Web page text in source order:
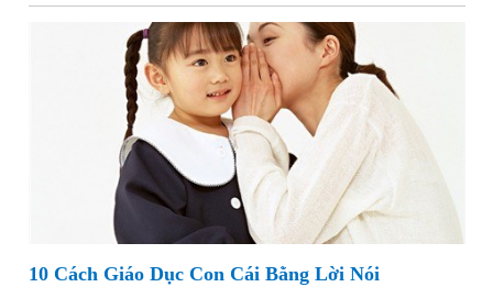
10 Cách Giáo Dục Con Cái Bằng Lời Nói